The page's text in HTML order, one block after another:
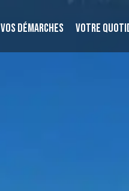
VOS DÉMARCHES VOTRE